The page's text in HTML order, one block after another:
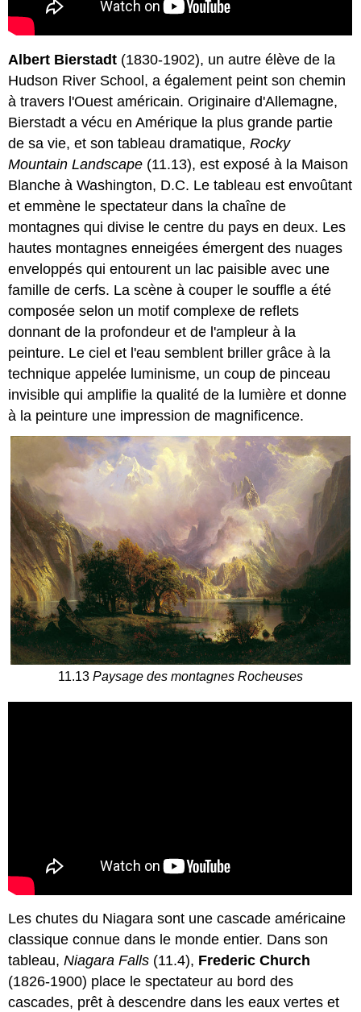
Albert Bierstadt (1830-1902), un autre élève de la
Hudson River School, a également peint son chemin
à travers l'Ouest américain. Originaire d'Allemagne,
Bierstadt a vécu en Amérique la plus grande partie
de sa vie, et son tableau dramatique,Rocky
Mountain Landscape (11.13), est exposé à la Maison
Blanche à Washington, D.C. Le tableau est envoûtant
et emmène le spectateur dans la chaîne de
montagnes qui divise le centre du pays en deux. Les
hautes montagnes enneigées émergent des nuages
enveloppés qui entourent un lac paisible avec une
famille de cerfs. La scène à couper le souffle a été
composée selon un motif complexe de reflets
donnant de la profondeur et de l'ampleur à la
peinture. Le ciel et l'eau semblent briller grâce à la
technique appelée luminisme, un coup de pinceau
invisible qui amplifie la qualité de la lumière et donne
à la peinture une impression de magnificence.
11.13 Paysage des montagnes Rocheuses
Les chutes du Niagara sont une cascade américaine
classique connue dans le monde entier. Dans son
tableau,Niagara Falls (11.4), Frederic Church
(1826-1900) place le spectateur au bord des
cascades, prêt à descendre dans les eaux vertes et